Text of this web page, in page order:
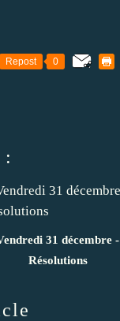
Repost 0
:
31 décembre -
Résolutions